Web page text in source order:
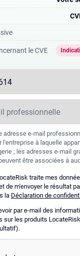
que ces
d'une
le CVE
adresse e-mail
l'entreprise à laquelle
; les adresses e-mail
être associées à
traite mes
de m'envoyer le résultat
la Déclaration de
par e-mail des
sur les produits